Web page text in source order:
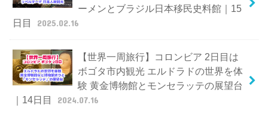
ーメンとブラジル日本移民史料館｜15
日目
2025.02.16
【世界一周旅行】コロンビア 2日目は
ボゴタ市内観光 エルドラドの世界を体
験 黄金博物館とモンセラッテの展望台
｜14日目
2024.07.16